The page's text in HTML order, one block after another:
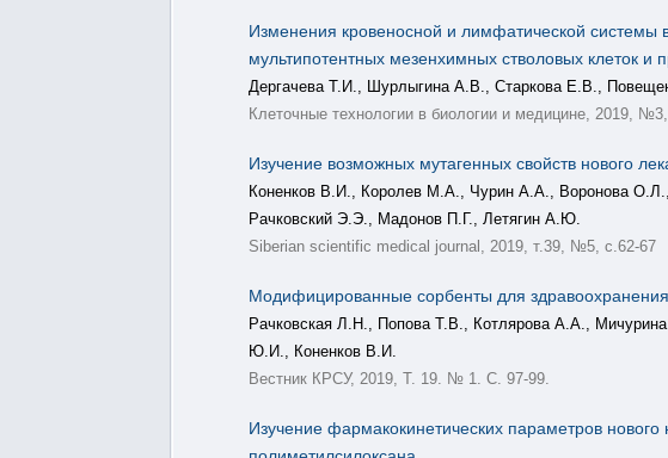
Изменения кровеносной и лимфатической системы
мультипотентных мезенхимных стволовых клеток и
Дергачева Т.И., Шурлыгина А.В., Старкова Е.В.,
Клеточные технологии в биологии и медицине, 2019,
Изучение возможных мутагенных свойств нового
Коненков В.И., Королев М.А., Чурин А.А., Воронова
Рачковский Э.Э., Мадонов П.Г., Летягин А.Ю.
Siberian scientific medical journal, 2019, т.39, №5, с.62-67
Модифицированные сорбенты для здравоохранения
Рачковская Л.Н., Попова Т.В., Котлярова А.А.,
Ю.И., Коненков В.И.
Вестник КРСУ, 2019, Т. 19. № 1. С. 97-99.
Изучение фармакокинетических параметров